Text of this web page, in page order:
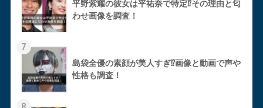
平野紫耀の彼女は平祐奈で特定⁉︎その理由と匂
わせ画像を調査！
7
島袋全優の素顔が美人すぎ⁉︎画像と動画で声や
性格も調査！